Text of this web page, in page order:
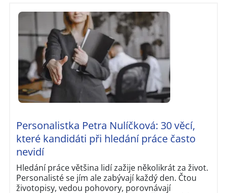
Personalistka Petra Nulíčková: 30 věcí,
které kandidáti při hledání práce často
nevidí
Hledání práce většina lidí zažije několikrát za život.
Personalisté se jím ale zabývají každý den. Čtou
životopisy, vedou pohovory, porovnávají